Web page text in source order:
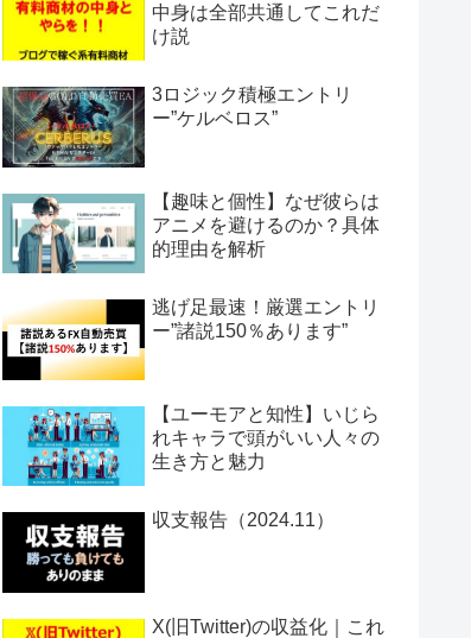
中身は全部共通してこれだ
け説
3ロジック積極エントリ
ー”ケルベロス”
【趣味と個性】なぜ彼らは
アニメを避けるのか？具体
的理由を解析
逃げ足最速！厳選エントリ
ー”諸説150％あります”
【ユーモアと知性】いじら
れキャラで頭がいい人々の
生き方と魅力
収支報告（2024.11）
X(旧Twitter)の収益化｜これ